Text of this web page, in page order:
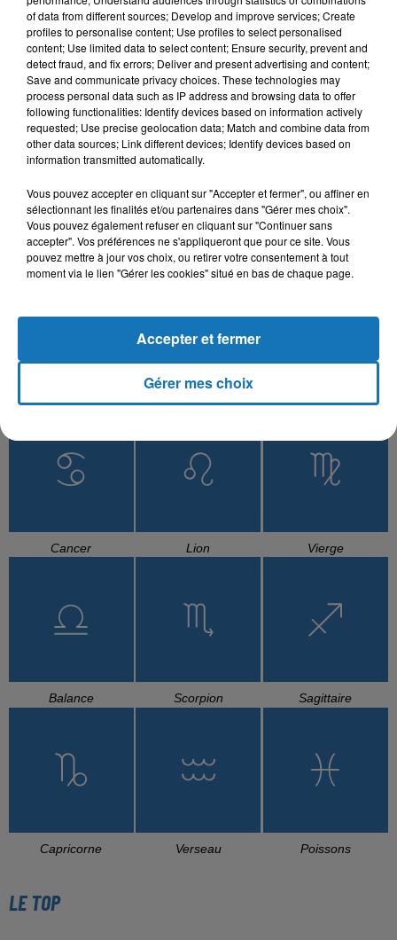
MAUVAIS DJO
Pilé
AKLI D
Nfeusse Arvi
Tranquille
RACHID KASMI
Normale
L'HOROSCOPE
Cancer Lion Vierge
Balance Scorpion Sagittaire
Capricorne Verseau Poissons
LE TOP
of data from different sources; Develop and improve services; Create
profiles to personalise content; Use profiles to select personalised
content; Use limited data to select content; Ensure security, prevent and
detect fraud, and fix errors; Deliver and present advertising and content;
Save and communicate privacy choices. These technologies may
process personal data such as IP address and browsing data to offer
following functionalities: Identify devices based on information actively
requested; Use precise geolocation data; Match and combine data from
other data sources; Link different devices; Identify devices based on
information transmitted automatically.
Vous pouvez accepter en cliquant sur "Accepter et fermer", ou affiner en
sélectionnant les finalités et/ou partenaires dans "Gérer mes choix".
Vous pouvez également refuser en cliquant sur "Continuer sans
accepter". Vos préférences ne s'appliqueront que pour ce site. Vous
pouvez mettre à jour vos choix, ou retirer votre consentement à tout
moment via le lien "Gérer les cookies" situé en bas de chaque page.
Gérer mes choix
Accepter et fermer